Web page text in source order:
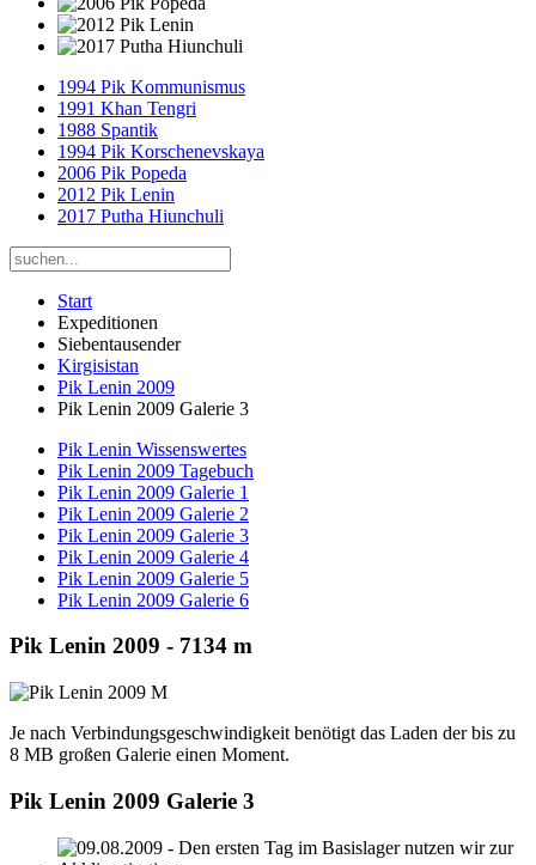
1994 Pik Kommunismus
1991 Khan Tengri
1988 Spantik
1994 Pik Korschenevskaya
2006 Pik Popeda
2012 Pik Lenin
2017 Putha Hiunchuli
Start
Expeditionen
Siebentausender
Kirgisistan
Pik Lenin 2009
Pik Lenin 2009 Galerie 3
Pik Lenin Wissenswertes
Pik Lenin 2009 Tagebuch
Pik Lenin 2009 Galerie 1
Pik Lenin 2009 Galerie 2
Pik Lenin 2009 Galerie 3
Pik Lenin 2009 Galerie 4
Pik Lenin 2009 Galerie 5
Pik Lenin 2009 Galerie 6
Pik Lenin 2009 - 7134 m
Je nach Verbindungsgeschwindigkeit benötigt das Laden der bis zu
8 MB großen Galerie einen Moment.
Pik Lenin 2009 Galerie 3